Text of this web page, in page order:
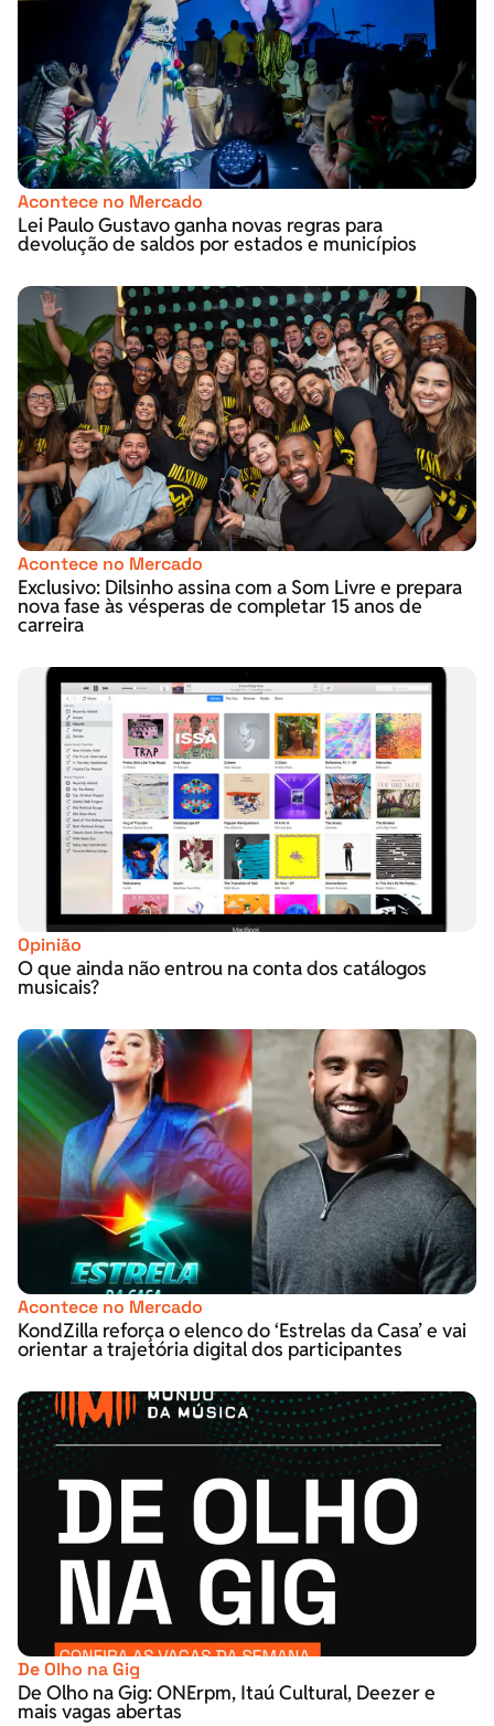
Acontece no Mercado
Lei Paulo Gustavo ganha novas regras para
devolução de saldos por estados e municípios
Acontece no Mercado
Exclusivo: Dilsinho assina com a Som Livre e prepara
nova fase às vésperas de completar 15 anos de
carreira
Opinião
O que ainda não entrou na conta dos catálogos
musicais?
Acontece no Mercado
KondZilla reforça o elenco do ‘Estrelas da Casa’ e vai
orientar a trajetória digital dos participantes
De Olho na Gig
De Olho na Gig: ONErpm, Itaú Cultural, Deezer e
mais vagas abertas